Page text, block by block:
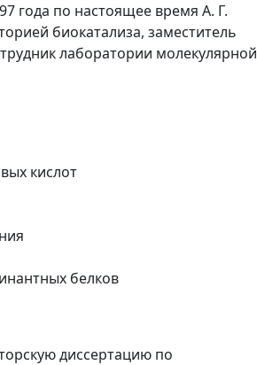
года по настоящее время А. Г.
биокатализа, заместитель
лаборатории молекулярной
кислот
белков
диссертацию по